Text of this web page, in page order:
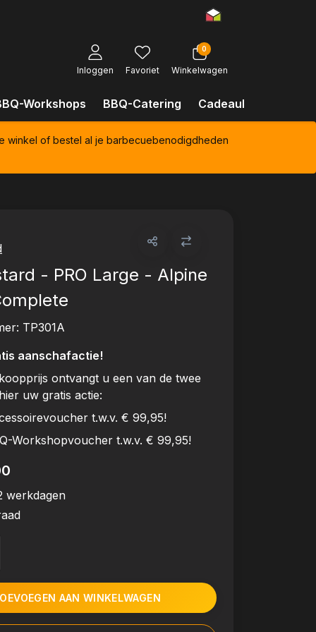
Inloggen Favoriet
0
Winkelwagen
Workshops BBQ-Catering Cadeaubonnen
winkel of bestel al je barbecuebenodigdheden
- PRO Large - Alpine
TP301A
aanschafactie!
ontvangt u een van de twee
uw gratis actie:
t.w.v. € 99,95!
Workshopvoucher t.w.v. € 99,95!
werkdagen
AAN WINKELWAGEN